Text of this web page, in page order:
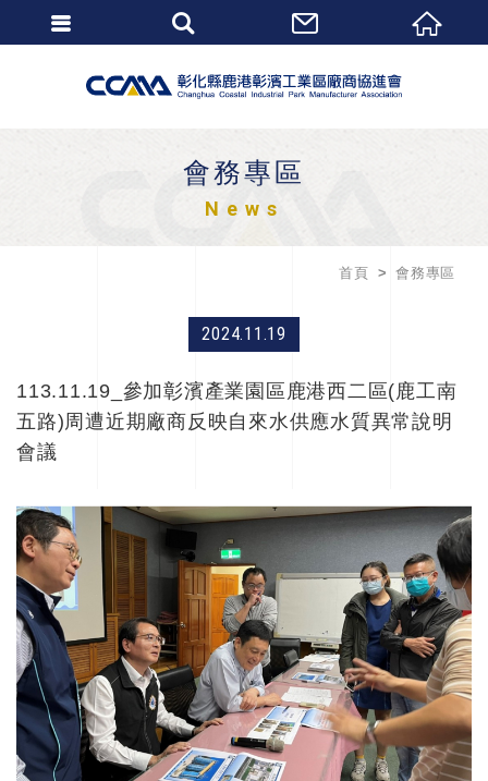
會務專區
News
首頁 會務專區
2024.11.19
113.11.19_參加彰濱產業園區鹿港西二區(鹿工南
五路)周遭近期廠商反映自來水供應水質異常說明
會議